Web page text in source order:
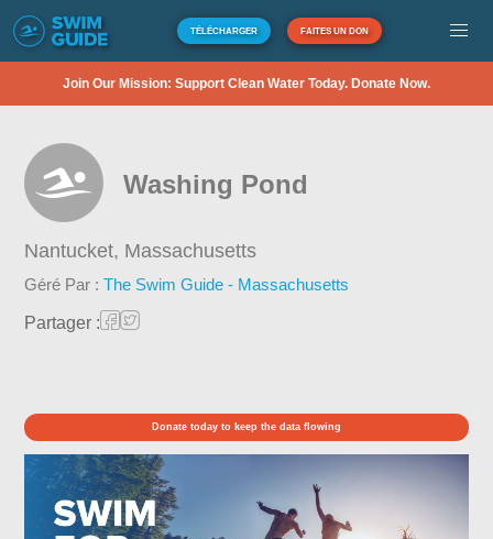
TÉLÉCHARGER FAITES UN DON
Join Our Mission: Support Clean Water Today. Donate Now.
Washing Pond
Nantucket, Massachusetts
Géré Par :The Swim Guide - Massachusetts
Partager :
Donate today to keep the data flowing